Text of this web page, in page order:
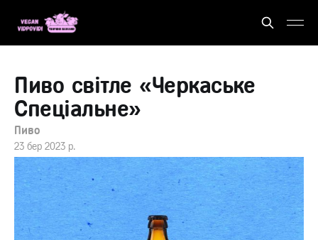
Пиво свiтле «Черкаське
Спеціальне»
Пиво
23 бер 2023 р.